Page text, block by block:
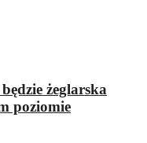
żeglarska
poziomie